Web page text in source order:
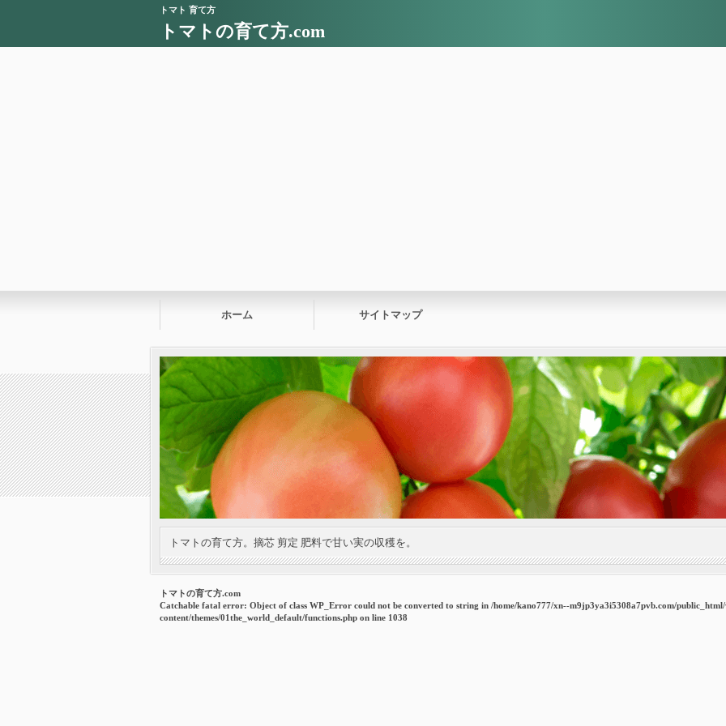
トマト 育て方
トマトの育て方.com
ホーム サイトマップ
トマトの育て方。摘芯 剪定 肥料で甘い実の収穫を。
トマトの育て方.com
Catchable fatal error: Object of class WP_Error could not be converted to string in /home/kano777/xn--m9jp3ya3i5308a7pvb.com/
content/themes/01the_world_default/functions.php on line 1038